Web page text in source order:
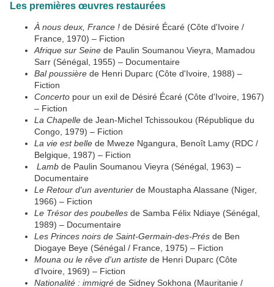
Les premières œuvres restaurées
À nous deux, France ! de Désiré Écaré (Côte d'Ivoire /
France, 1970) – Fiction
Afrique sur Seine de Paulin Soumanou Vieyra, Mamadou
Sarr (Sénégal, 1955) – Documentaire
Bal poussière de Henri Duparc (Côte d'Ivoire, 1988) –
Fiction
Concerto pour un exil de Désiré Écaré (Côte d'Ivoire, 1967)
– Fiction
La Chapelle de Jean‑Michel Tchissoukou (République du
Congo, 1979) – Fiction
La vie est belle de Mweze Ngangura, Benoît Lamy (RDC /
Belgique, 1987) – Fiction
Lamb de Paulin Soumanou Vieyra (Sénégal, 1963) –
Documentaire
Le Retour d'un aventurier de Moustapha Alassane (Niger,
1966) – Fiction
Le Trésor des poubelles de Samba Félix Ndiaye (Sénégal,
1989) – Documentaire
Les Princes noirs de Saint‑Germain‑des‑Prés de Ben
Diogaye Beye (Sénégal / France, 1975) – Fiction
Mouna ou le rêve d'un artiste de Henri Duparc (Côte
d'Ivoire, 1969) – Fiction
Nationalité : immigré de Sidney Sokhona (Mauritanie /